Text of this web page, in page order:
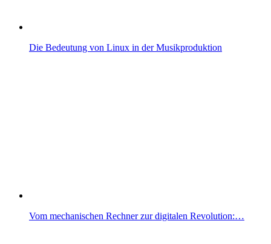
Die Bedeutung von Linux in der Musikproduktion
Vom mechanischen Rechner zur digitalen Revolution:…